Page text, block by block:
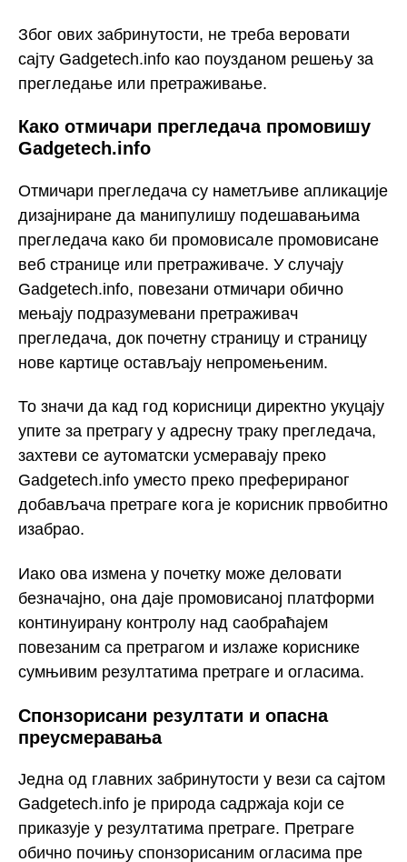
Због ових забринутости, не треба веровати
сајту Gadgetech.info као поузданом решењу за
прегледање или претраживање.
Како отмичари прегледача промовишу
Gadgetech.info
Отмичари прегледача су наметљиве апликације
дизајниране да манипулишу подешавањима
прегледача како би промовисале промовисане
веб странице или претраживаче. У случају
Gadgetech.info, повезани отмичари обично
мењају подразумевани претраживач
прегледача, док почетну страницу и страницу
нове картице остављају непромењеним.
То значи да кад год корисници директно укуцају
упите за претрагу у адресну траку прегледача,
захтеви се аутоматски усмеравају преко
Gadgetech.info уместо преко преферираног
добављача претраге кога је корисник првобитно
изабрао.
Иако ова измена у почетку може деловати
безначајно, она даје промовисаној платформи
континуирану контролу над саобраћајем
повезаним са претрагом и излаже кориснике
сумњивим резултатима претраге и огласима.
Спонзорисани резултати и опасна
преусмеравања
Једна од главних забринутости у вези са сајтом
Gadgetech.info је природа садржаја који се
приказује у резултатима претраге. Претраге
обично почињу спонзорисаним огласима пре